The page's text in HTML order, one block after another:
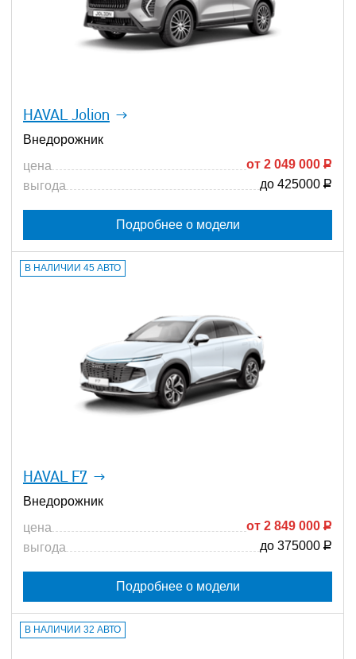
HAVAL Jolion
Внедорожник
цена
от 2 049 000 Р
выгода
до 425000 Р
Подробнее о модели
HAVAL F7
Внедорожник
цена
от 2 849 000 Р
выгода
до 375000 Р
Подробнее о модели
В НАЛИЧИИ 45 АВТО
В НАЛИЧИИ 32 АВТО